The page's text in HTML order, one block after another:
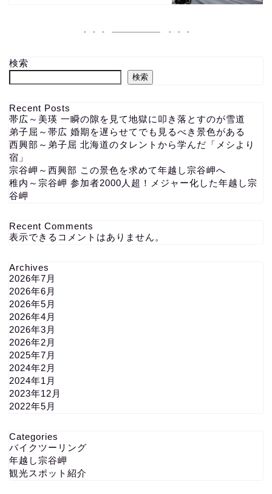
検索
検索
Recent Posts
帯広～美瑛 一瞬の隙を見て地獄に叩き落とすのが雪道
弟子屈～帯広 婚期を遅らせてでも見るべき景色がある
西興部～弟子屈 北海道のタレントから学んだ「メシより
宿」
宗谷岬～西興部 この景色を求めて年越し宗谷岬へ
稚内～宗谷岬 参加者2000人超！メジャー化した年越し宗
谷岬
Recent Comments
表示できるコメントはありません。
Archives
2026年7月
2026年6月
2026年5月
2026年4月
2026年3月
2026年2月
2025年7月
2024年2月
2024年1月
2023年12月
2022年5月
Categories
バイクツーリング
年越し宗谷岬
観光スポット紹介